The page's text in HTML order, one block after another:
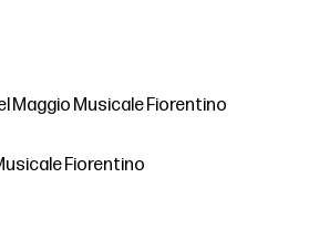
Maggio Musicale Fiorentino
Fiorentino